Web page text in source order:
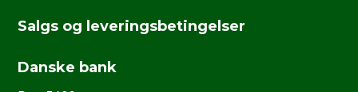
Salgs og leveringsbetingelser
Danske bank